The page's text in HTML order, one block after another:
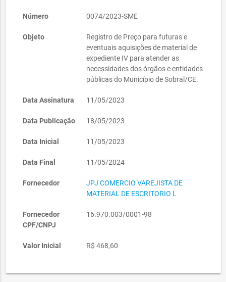
Número 0074/2023-SME
Objeto
Registro de Preço para futuras e
eventuais aquisições de material de
expediente IV para atender as
necessidades dos órgãos e entidades
públicas do Município de Sobral/CE.
Data Assinatura 11/05/2023
Data Publicação 18/05/2023
Data Inicial 11/05/2023
Data Final 11/05/2024
Fornecedor
JPJ COMERCIO VAREJISTA DE
MATERIAL DE ESCRITORIO L
Fornecedor
CPF/CNPJ
16.970.003/0001-98
Valor Inicial R$ 468,60